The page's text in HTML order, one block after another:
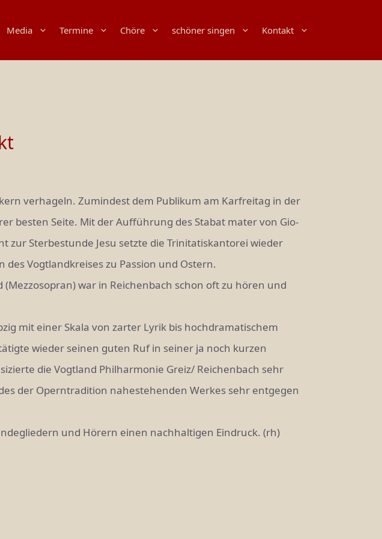
Media Termine Chöre schöner singen Kontakt
verhageln. Zumindest dem Publikum am Karfreitag in der
besten Seite. Mit der Auf­führung des Stabat mater von Gio­
zur Sterbestunde Jesu setzte die Trinitatiskantorei wieder
Vogtlandkreises zu Passion und Ostern.
war in Reichenbach schon oft zu hören und
mit einer Skala von zarter Lyrik bis hochdramatischem
wieder seinen guten Ruf in seiner ja noch kurzen
die Vogtland Philharmonie Greiz/ Reichenbach sehr
der Opern­tradition nahestehenden Werkes sehr entgegen
und Hörern einen nachhaltigen Eindruck. (rh)